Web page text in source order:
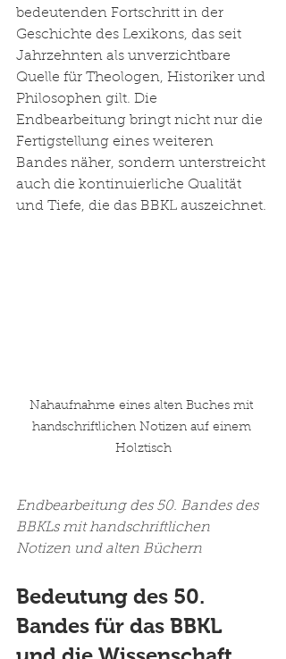
bedeutenden Fortschritt in der
Geschichte des Lexikons, das seit
Jahrzehnten als unverzichtbare
Quelle für Theologen, Historiker und
Philosophen gilt. Die
Endbearbeitung bringt nicht nur die
Fertigstellung eines weiteren
Bandes näher, sondern unterstreicht
auch die kontinuierliche Qualität
und Tiefe, die das BBKL auszeichnet.
Nahaufnahme eines alten Buches mit
handschriftlichen Notizen auf einem
Holztisch
Endbearbeitung des 50. Bandes des
BBKLs mit handschriftlichen
Notizen und alten Büchern
Bedeutung des 50.
Bandes für das BBKL